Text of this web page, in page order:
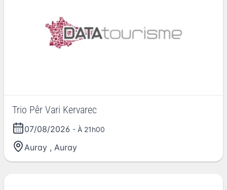
Trio Pêr Vari Kervarec
07/08/2026 - À 21h00
Auray , Auray